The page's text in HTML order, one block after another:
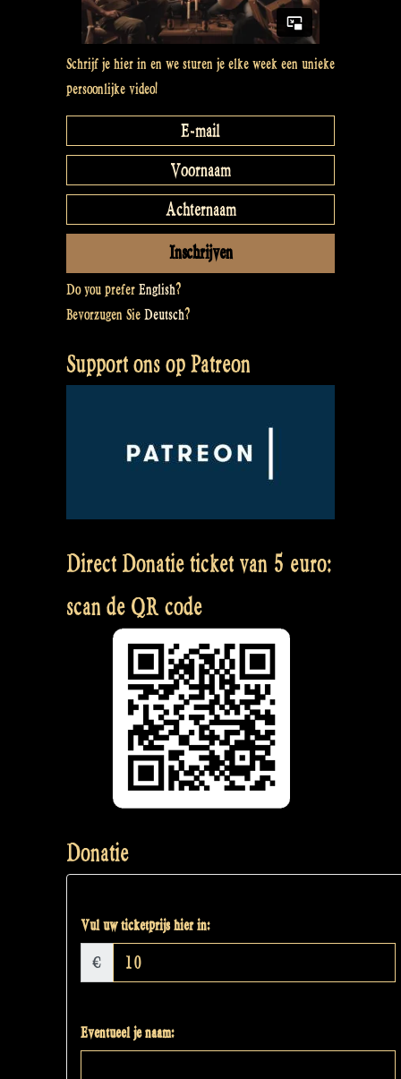
Schrijf je hier in en we sturen je elke week een unieke
persoonlijke video!
Do you prefer English?
Bevorzugen Sie Deutsch?
Support ons op Patreon
Direct Donatie ticket van 5 euro:
scan de QR code
Donatie
Vul uw ticketprijs hier in:
€
Eventueel je naam: